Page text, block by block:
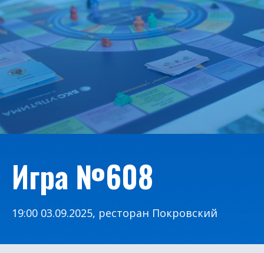
Игра №608
19:00 03.09.2025, ресторан Покровский